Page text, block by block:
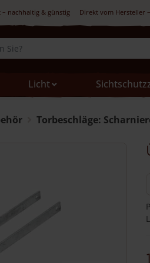
– nachhaltig & günstig Direkt vom Hersteller
Licht
Torbeschläge: